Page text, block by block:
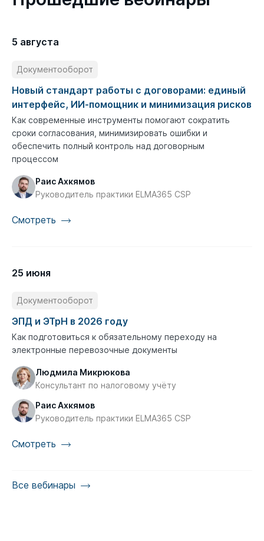
5 августа
Документооборот
Новый стандарт работы с договорами: единый
интерфейс, ИИ-помощник и минимизация рисков
Как современные инструменты помогают сократить
сроки согласования, минимизировать ошибки и
обеспечить полный контроль над договорным
процессом
Раис Ахкямов
Руководитель практики ELMA365 CSP
Смотреть
25 июня
Документооборот
ЭПД и ЭТрН в 2026 году
Как подготовиться к обязательному переходу на
электронные перевозочные документы
Людмила Микрюкова
Консультант по налоговому учёту
Раис Ахкямов
Руководитель практики ELMA365 CSP
Смотреть
Все вебинары